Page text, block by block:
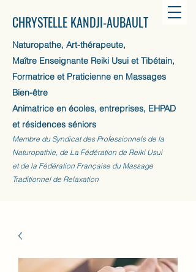
CHRYSTELLE KANDJI-AUBAULT
Naturopathe, Art-thérapeute,
Maître Enseignante Reiki Usui et Tibétain,
Formatrice et Praticienne en Massages
Bien-être
Animatrice en écoles, entreprises, EHPAD
et résidences séniors
Membre du Syndicat des Professionnels de la
Naturopathie, de La Fédération de Reiki Usui
et de la Fédération Française du Massage
Traditionnel de Relaxation